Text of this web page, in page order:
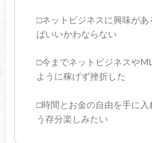
□ネットビジネスに興味が
ばいいかわならない
□今までネットビジネスや
ように稼げず挫折した
□時間とお金の自由を手に入
う存分楽しみたい